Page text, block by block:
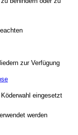
zur Verfügung
eingesetzt
werden